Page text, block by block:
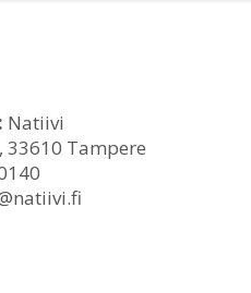
Natiivi
33610 Tampere